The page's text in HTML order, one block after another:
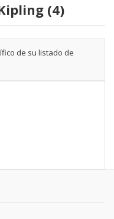
(4)
de su listado de